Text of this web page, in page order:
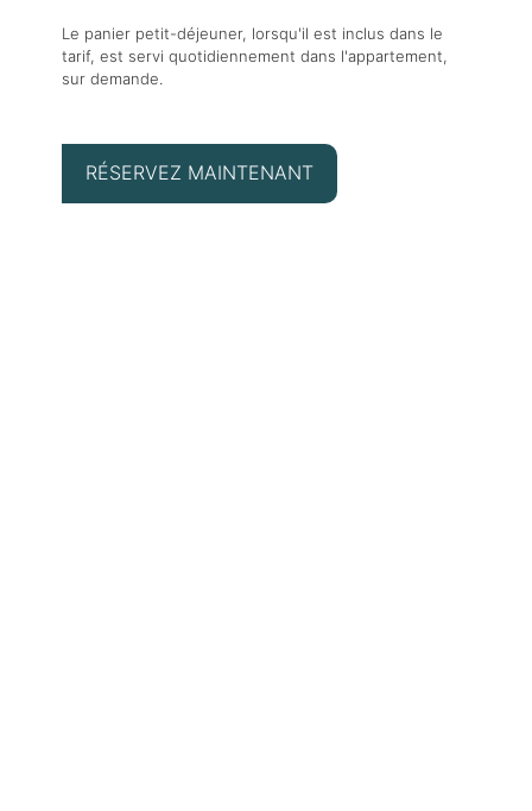
Le panier petit-déjeuner, lorsqu'il est inclus dans le
tarif, est servi quotidiennement dans l'appartement,
sur demande.
RÉSERVEZ MAINTENANT